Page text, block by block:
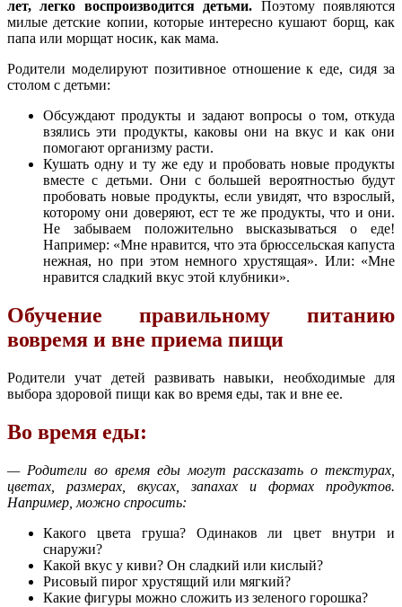
лет, легко воспроизводится детьми. Поэтому появляются
милые детские копии, которые интересно кушают борщ, как
папа или морщат носик, как мама.
Родители моделируют позитивное отношение к еде, сидя за
столом с детьми:
Обсуждают продукты и задают вопросы о том, откуда
взялись эти продукты, каковы они на вкус и как они
помогают организму расти.
Кушать одну и ту же еду и пробовать новые продукты
вместе с детьми. Они с большей вероятностью будут
пробовать новые продукты, если увидят, что взрослый,
которому они доверяют, ест те же продукты, что и они.
Не забываем положительно высказываться о еде!
Например: «Мне нравится, что эта брюссельская капуста
нежная, но при этом немного хрустящая». Или: «Мне
нравится сладкий вкус этой клубники».
Обучение правильному питанию
вовремя и вне приема пищи
Родители учат детей развивать навыки, необходимые для
выбора здоровой пищи как во время еды, так и вне ее.
Во время еды:
— Родители во время еды могут рассказать о текстурах,
цветах, размерах, вкусах, запахах и формах продуктов.
Например, можно спросить:
Какого цвета груша? Одинаков ли цвет внутри и
снаружи?
Какой вкус у киви? Он сладкий или кислый?
Рисовый пирог хрустящий или мягкий?
Какие фигуры можно сложить из зеленого горошка?